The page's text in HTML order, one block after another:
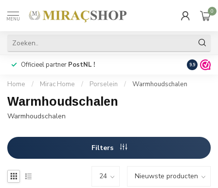
MENU
0
Officieel partner PostNL ! Snelle
9.9
Home / Mirac Home / Porselein / Warmhoudschalen
Warmhoudschalen
Warmhoudschalen
Filters